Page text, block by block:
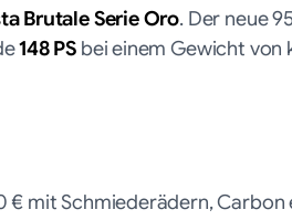
Brutale Serie Oro. Der neue
148 PSbei einem Gewicht
€ mit Schmiederädern, Carbon